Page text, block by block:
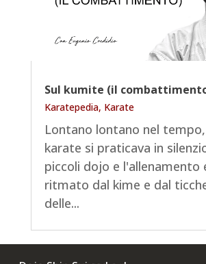
Sul kumite (il
Karatepedia, Karate
Lontano lontano nel
karate si praticava in
piccoli dojo e l'allenamento
ritmato dal kime e dal
delle...